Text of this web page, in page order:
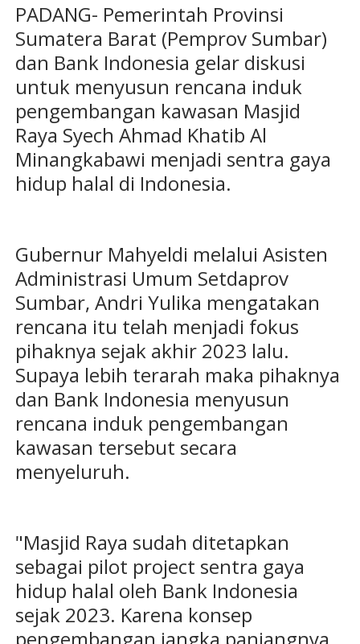
PADANG- Pemerintah Provinsi
Sumatera Barat (Pemprov Sumbar)
dan Bank Indonesia gelar diskusi
untuk menyusun rencana induk
pengembangan kawasan Masjid
Raya Syech Ahmad Khatib Al
Minangkabawi menjadi sentra gaya
hidup halal di Indonesia.
Gubernur Mahyeldi melalui Asisten
Administrasi Umum Setdaprov
Sumbar, Andri Yulika mengatakan
rencana itu telah menjadi fokus
pihaknya sejak akhir 2023 lalu.
Supaya lebih terarah maka pihaknya
dan Bank Indonesia menyusun
rencana induk pengembangan
kawasan tersebut secara
menyeluruh.
"Masjid Raya sudah ditetapkan
sebagai pilot project sentra gaya
hidup halal oleh Bank Indonesia
sejak 2023. Karena konsep